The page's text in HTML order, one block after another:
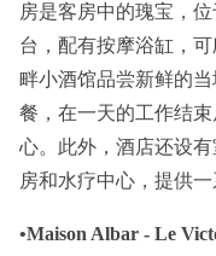
房是客房中的瑰宝，
台，配有按摩浴缸，
畔小酒馆品尝新鲜的
餐，在一天的工作结
心。此外，酒店还设
房和水疗中心，提供
•Maison Albar - Le